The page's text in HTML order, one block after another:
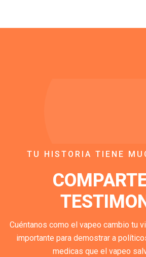
TU HISTORIA TIENE
Cuéntanos como el vapeo cambio tu
importante para demostrar a
medicas que el vapeo